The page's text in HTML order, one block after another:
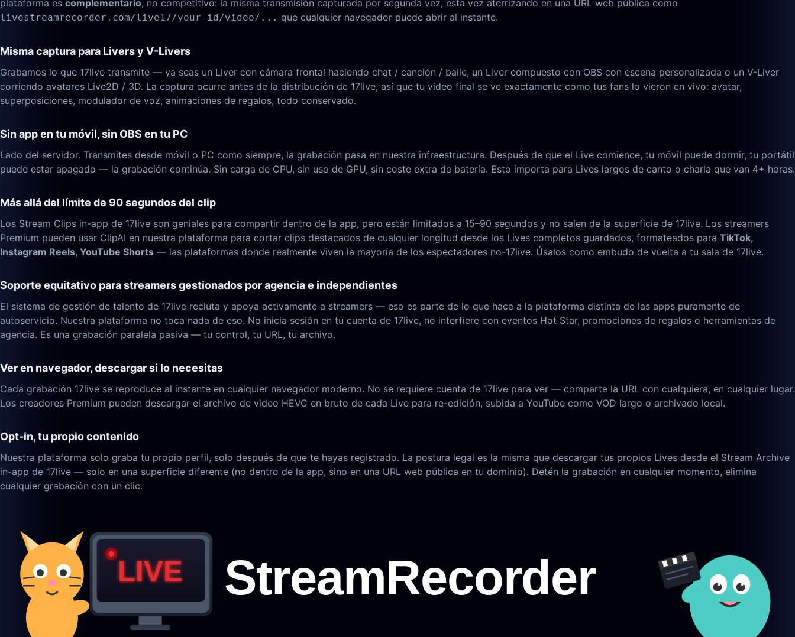
plataforma es complementario, no competitivo: la misma transmisión capturada por segunda vez, esta vez aterrizando en una URL web pública como
livestreamrecorder.com/live17/your-id/video/... que cualquier navegador puede abrir al instante.
Misma captura para Livers y V-Livers
Grabamos lo que 17live transmite — ya seas un Liver con cámara frontal haciendo chat / canción / baile, un Liver compuesto con OBS con escena personalizada o un V-Liver
corriendo avatares Live2D / 3D. La captura ocurre antes de la distribución de 17live, así que tu video final se ve exactamente como tus fans lo vieron en vivo: avatar,
superposiciones, modulador de voz, animaciones de regalos, todo conservado.
Sin app en tu móvil, sin OBS en tu PC
Lado del servidor. Transmites desde móvil o PC como siempre, la grabación pasa en nuestra infraestructura. Después de que el Live comience, tu móvil puede dormir, tu portátil
puede estar apagado — la grabación continúa. Sin carga de CPU, sin uso de GPU, sin coste extra de batería. Esto importa para Lives largos de canto o charla que van 4+ horas.
Más allá del límite de 90 segundos del clip
Los Stream Clips in-app de 17live son geniales para compartir dentro de la app, pero están limitados a 15–90 segundos y no salen de la superficie de 17live. Los streamers
Premium pueden usar ClipAI en nuestra plataforma para cortar clips destacados de cualquier longitud desde los Lives completos guardados, formateados para TikTok,
Instagram Reels, YouTube Shorts — las plataformas donde realmente viven la mayoría de los espectadores no-17live. Úsalos como embudo de vuelta a tu sala de 17live.
Soporte equitativo para streamers gestionados por agencia e independientes
El sistema de gestión de talento de 17live recluta y apoya activamente a streamers — eso es parte de lo que hace a la plataforma distinta de las apps puramente de
autoservicio. Nuestra plataforma no toca nada de eso. No inicia sesión en tu cuenta de 17live, no interfiere con eventos Hot Star, promociones de regalos o herramientas de
agencia. Es una grabación paralela pasiva — tu control, tu URL, tu archivo.
Ver en navegador, descargar si lo necesitas
Cada grabación 17live se reproduce al instante en cualquier navegador moderno. No se requiere cuenta de 17live para ver — comparte la URL con cualquiera, en cualquier lugar.
Los creadores Premium pueden descargar el archivo de video HEVC en bruto de cada Live para re-edición, subida a YouTube como VOD largo o archivado local.
Opt-in, tu propio contenido
Nuestra plataforma solo graba tu propio perfil, solo después de que te hayas registrado. La postura legal es la misma que descargar tus propios Lives desde el Stream Archive
in-app de 17live — solo en una superficie diferente (no dentro de la app, sino en una URL web pública en tu dominio). Detén la grabación en cualquier momento, elimina
cualquier grabación con un clic.